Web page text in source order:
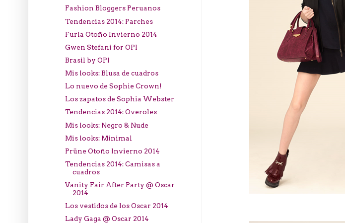
Fashion Bloggers Peruanos
Tendencias 2014: Parches
Furla Otoño Invierno 2014
Gwen Stefani for OPI
Brasil by OPI
Mis looks: Blusa de cuadros
Lo nuevo de Sophie Crown!
Los zapatos de Sophia Webster
Tendencias 2014: Overoles
Mis looks: Negro & Nude
Mis looks: Minimal
Prüne Otoño Invierno 2014
Tendencias 2014: Camisas a
cuadros
Vanity Fair After Party @ Oscar
2014
Los vestidos de los Oscar 2014
Lady Gaga @ Oscar 2014